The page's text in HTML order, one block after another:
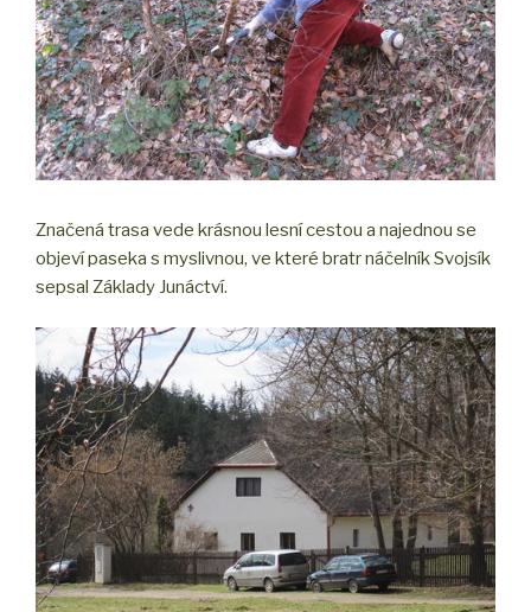
Značená trasa vede krásnou lesní cestou a najednou se
objeví paseka s myslivnou, ve které bratr náčelník Svojsík
sepsal Základy Junáctví.